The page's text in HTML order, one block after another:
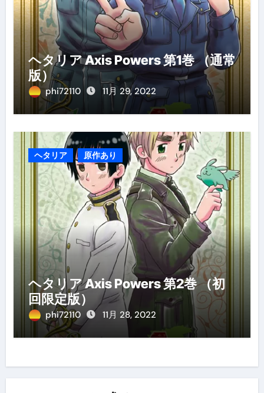
ヘタリア Axis Powers 第1巻 （通常
版）
phi72110 11月 29, 2022
ヘタリア 原作あり
ヘタリア Axis Powers 第2巻 （初
回限定版）
phi72110 11月 28, 2022